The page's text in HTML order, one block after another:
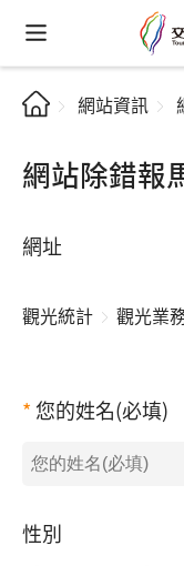
網站資訊
網站除錯報
網址
觀光統計 觀光業
您的姓名(必填)
性別